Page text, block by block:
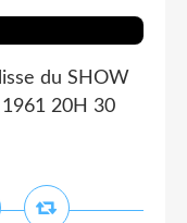
du SHOW
1961 20H 30